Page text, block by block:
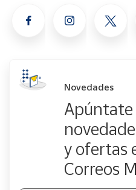
Novedades
Apúntate
y ofertas
Correos